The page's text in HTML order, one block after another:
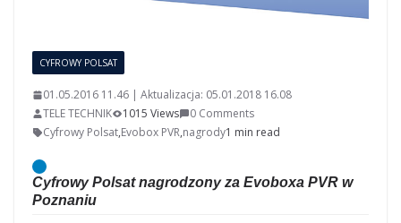
CYFROWY POLSAT
01.05.2016 11.46 | Aktualizacja: 05.01.2018 16.08
TELE TECHNIK
1015 Views
0 Comments
Cyfrowy Polsat,Evobox PVR,nagrody1 min read
Cyfrowy Polsat nagrodzony za Evoboxa PVR w
Poznaniu